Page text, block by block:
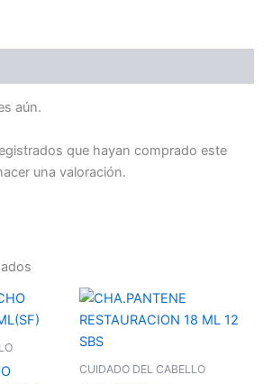
aún.
que hayan comprado este
una valoración.
CUIDADO DEL CABELLO